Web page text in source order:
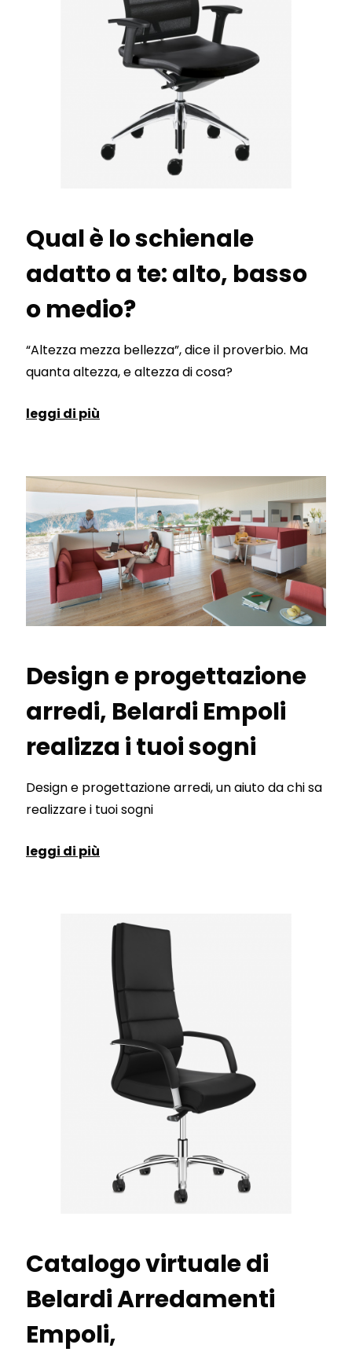
Qual è lo schienale
adatto a te: alto, basso
o medio?
“Altezza mezza bellezza”, dice il proverbio. Ma
quanta altezza, e altezza di cosa?
leggi di più
Design e progettazione
arredi, Belardi Empoli
realizza i tuoi sogni
Design e progettazione arredi, un aiuto da chi sa
realizzare i tuoi sogni
leggi di più
Catalogo virtuale di
Belardi Arredamenti
Empoli,